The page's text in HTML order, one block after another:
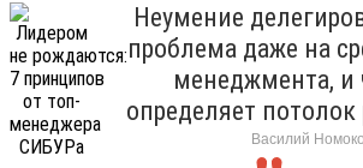
Неумение
проблема даже на
менеджмента, и
определяет потолок
Василий